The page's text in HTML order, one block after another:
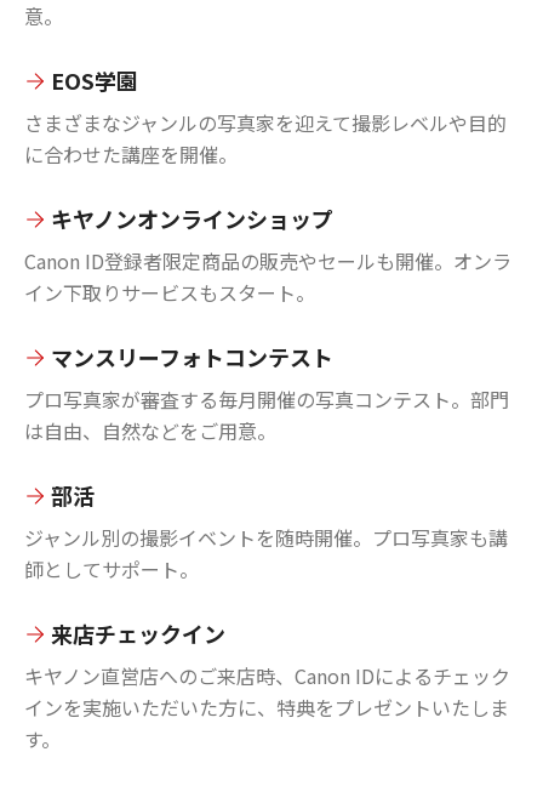
意。
EOS学園
さまざまなジャンルの写真家を迎えて撮影レベルや目的
に合わせた講座を開催。
キヤノンオンラインショップ
Canon ID登録者限定商品の販売やセールも開催。オンラ
イン下取りサービスもスタート。
マンスリーフォトコンテスト
プロ写真家が審査する毎月開催の写真コンテスト。部門
は自由、自然などをご用意。
部活
ジャンル別の撮影イベントを随時開催。プロ写真家も講
師としてサポート。
来店チェックイン
キヤノン直営店へのご来店時、Canon IDによるチェック
インを実施いただいた方に、特典をプレゼントいたしま
す。